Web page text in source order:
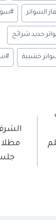
السواتر #
حديد شرائح
خشبية #
معلم